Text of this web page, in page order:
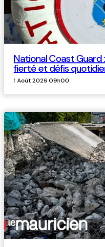
National Coast
fierté et défis
1 Août 2026 09h00